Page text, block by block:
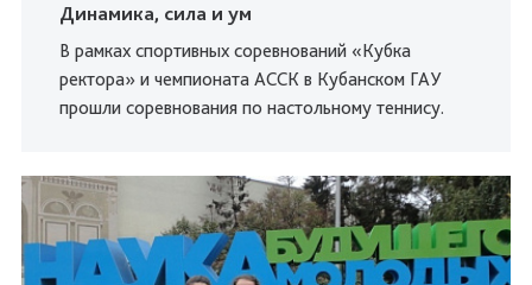
Динамика, сила и ум
В рамках спортивных соревнований «Кубка
ректора» и чемпионата АССК в Кубанском ГАУ
прошли соревнования по настольному теннису.